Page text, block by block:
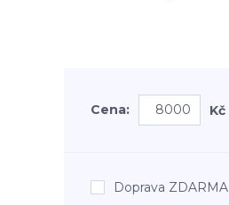
Cena: Kč
Doprava ZDARMA